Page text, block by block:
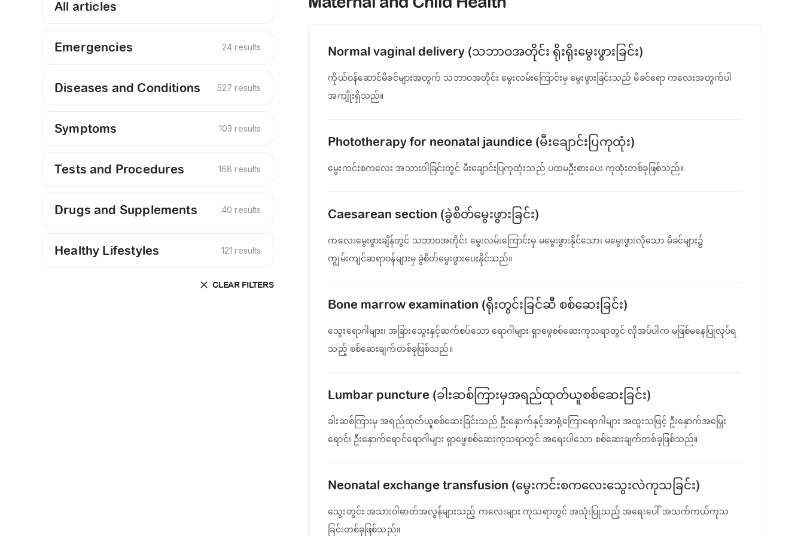
All articles
Emergencies 24 results
Diseases and Conditions 527 results
Symptoms 103 results
Tests and Procedures 168 results
Drugs and Supplements 40 results
Healthy Lifestyles 121 results
CLEAR FILTERS
Normal vaginal delivery (သဘာဝအတိုင်း ရိုးရိုးမွေးဖွားခြင်း)
ကိုယ်ဝန်ဆောင်မိခင်များအတွက် သဘာဝအတိုင်း မွေးလမ်းကြောင်းမှ မွေးဖွားခြင်းသည် မိခင်ရော ကလေးအတွက်ပါ
အကျိုးရှိသည်။
Phototherapy for neonatal jaundice (မီးချောင်းပြကုထုံး)
မွေးကင်းစကလေး အသားဝါခြင်းတွင် မီးချောင်းပြကုထုံးသည် ပထမဦးစားပေး ကုထုံးတစ်ခုဖြစ်သည်။
Caesarean section (ခွဲစိတ်မွေးဖွားခြင်း)
ကလေးမွေးဖွားချိန်တွင် သဘာဝအတိုင်း မွေးလမ်းကြောင်းမှ မမွေးဖွားနိုင်သော၊ မမွေးဖွားလိုသော မိခင်များ၌
ကျွမ်းကျင်ဆရာဝန်များမှ ခွဲစိတ်မွေးဖွားပေးနိုင်သည်။
Bone marrow examination (ရိုးတွင်းခြင်ဆီ စစ်ဆေးခြင်း)
သွေးရောဂါများ၊ အခြားသွေးနှင့်ဆက်စပ်သော ရောဂါများ ရှာဖွေစစ်ဆေးကုသရာတွင် လိုအပ်ပါက မဖြစ်မနေပြုလုပ်ရ
သည့် စစ်ဆေးချက်တစ်ခုဖြစ်သည်။
Lumbar puncture (ခါးဆစ်ကြားမှအရည်ထုတ်ယူစစ်ဆေးခြင်း)
ခါးဆစ်ကြားမှ အရည်ထုတ်ယူစစ်ဆေးခြင်းသည် ဦး‌နှောက်နှင့်အာရုံကြောရောဂါများ အထူးသဖြင့် ဦးနှောက်အမြှေး
ရောင်၊ ဦးနှောက်ရောင်ရောဂါများ ရှာဖွေစစ်ဆေးကုသရာတွင် အရေးပါသော စစ်ဆေးချက်တစ်ခုဖြစ်သည်။
Neonatal exchange transfusion (မွေးကင်းစကလေးသွေးလဲကုသခြင်း)
သွေးတွင်း အသားဝါဓာတ်အလွန်များသည့် ကလေးများ ကုသရာတွင် အသုံးပြုသည့် အရေးပေါ် အသက်ကယ်ကုသ
ခြင်းတစ်ခုဖြစ်သည်။